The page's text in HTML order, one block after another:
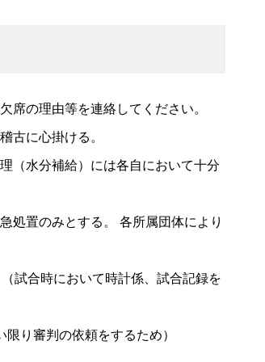
席の理由等を連絡してください。
古に心掛ける。
（水分補給）には各自において十分
処置のみとする。 各所属団体により
試合時において時計係、試合記録を
り審判の依頼をするため）